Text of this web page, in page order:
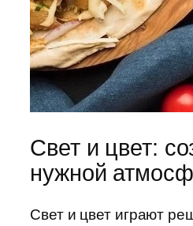
Свет и цвет:
нужной
Свет и цвет играют